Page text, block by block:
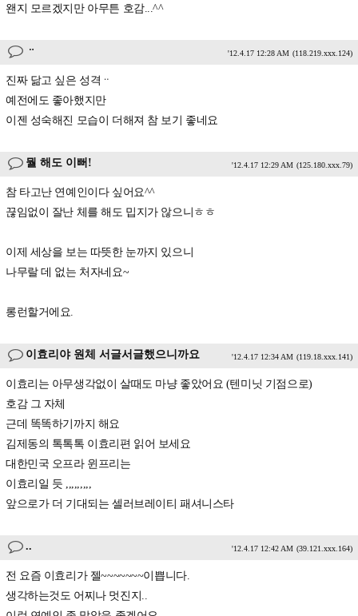
왠지 모르겠지만 아무튼 호감...^^
ᆢ '12.4.17 12:28 AM (118.219.xxx.124)
진짜 닮고 싶은 성격ᆢ
예전에도 좋아했지만
이젠 성숙해진 모습이 더해져 참 보기 좋네요
뭘 해도 이뻐! '12.4.17 12:29 AM (125.180.xxx.79)
참 타고난 연예인이다 싶어요^^
끊임없이 잘난 체를 해도 밉지가 않으니ㅎㅎ
이제 세상을 보는 따뜻한 눈까지 있으니
나무랄 데 없는 처자네요~
롱런할거에요.
이효리야 원체 서글서글했으니까요 '12.4.17 12:34 AM (119.18.xxx.141)
이효리는 아무생각없이 살때도 마냥 좋았어요 (텐미닛 기점으로)
호감 그 자체
근데 똑똑하기까지 해요
김제동의 톡톡톡 이효리편 읽어 보세요
대한민국 오프라 윈프리는
이효리일 듯 ,,,,,,,,,
앞으로가 더 기대되는 셀러브레이티 패셔니스타
.. '12.4.17 12:42 AM (39.121.xxx.164)
전 요즘 이효리가 젤~~~~~~~이쁩니다.
생각하는것도 어찌나 멋진지..